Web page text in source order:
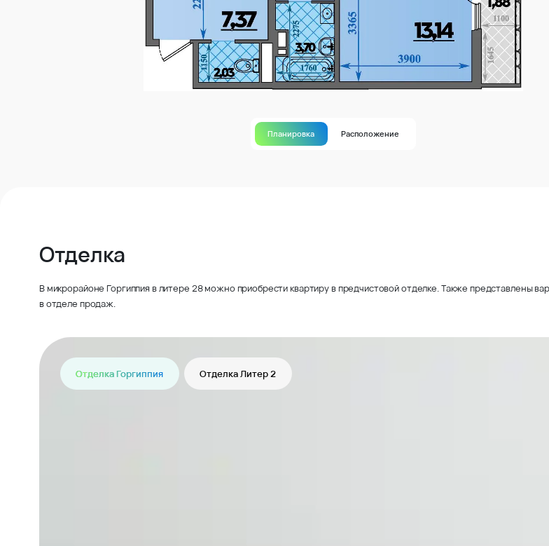
Планировка Расположение
Отделка
В микрорайоне Горгиппия в литере 28 можно приобрести квартиру в предчистовой отделке. Также представлены
в отделе продаж.
Отделка Горгиппия Отделка Литер 2